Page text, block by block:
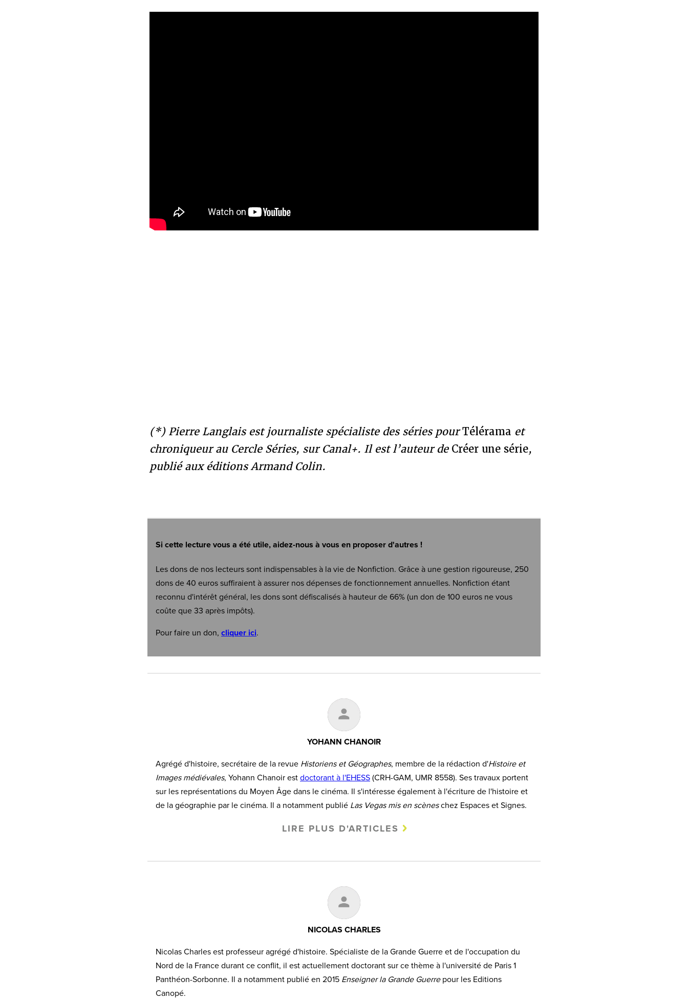
(*) Pierre Langlais est journaliste spécialiste des séries pourTélérama et
chroniqueur au Cercle Séries, sur Canal+. Il est l’auteur de Créer une série,
publié aux éditions Armand Colin.
Si cette lecture vous a été utile, aidez-nous à vous en proposer d'autres !
Les dons de nos lecteurs sont indispensables à la vie de Nonfiction. Grâce à une gestion rigoureuse, 250
dons de 40 euros suffiraient à assurer nos dépenses de fonctionnement annuelles. Nonfiction étant
reconnu d'intérêt général, les dons sont défiscalisés à hauteur de 66% (un don de 100 euros ne vous
coûte que 33 après impôts).
Pour faire un don, cliquer ici.
YOHANN CHANOIR
Agrégé d'histoire, secrétaire de la revue Historiens et Géographes, membre de la rédaction d'Histoire et
Images médiévales, Yohann Chanoir est doctorant à l'EHESS (CRH-GAM, UMR 8558). Ses travaux portent
sur les représentations du Moyen Âge dans le cinéma. Il s'intéresse également à l'écriture de l'histoire et
de la géographie par le cinéma. Il a notamment publié Las Vegas mis en scèneschez Espaces et Signes.
LIRE PLUS D'ARTICLES
NICOLAS CHARLES
Nicolas Charles est professeur agrégé d'histoire. Spécialiste de la Grande Guerre et de l'occupation du
Nord de la France durant ce conflit, il est actuellement doctorant sur ce thème à l'université de Paris 1
Panthéon-Sorbonne. Il a notamment publié en 2015 Enseigner la Grande Guerrepour les Editions
Canopé.